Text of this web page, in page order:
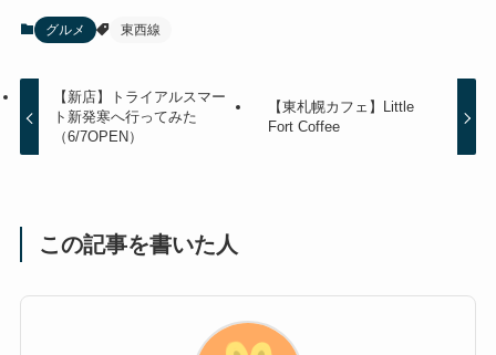
グルメ 東西線
【新店】トライアルスマー
ト新発寒へ行ってみた
（6/7OPEN）
【東札幌カフェ】Little
Fort Coffee
この記事を書いた人